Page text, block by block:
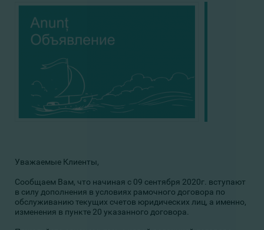
Уважаемые Клиенты,
Сообщаем Вам, что начиная с 09 сентября 2020г. вступают
в силу дополнения в условиях рамочного договора по
обслуживанию текущих счетов юридических лиц, а именно,
изменения в пункте 20 указанного договора.